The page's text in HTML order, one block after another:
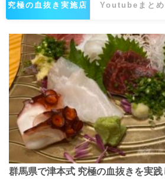
究極の血抜き実施店 Youtubeまとめ
群馬県で津本式 究極の血抜きを実